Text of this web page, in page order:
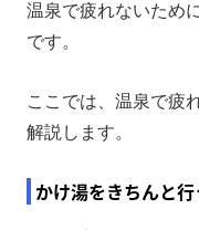
温泉で疲れないため
です。
ここでは、温泉で疲
解説します。
かけ湯をきちんと行